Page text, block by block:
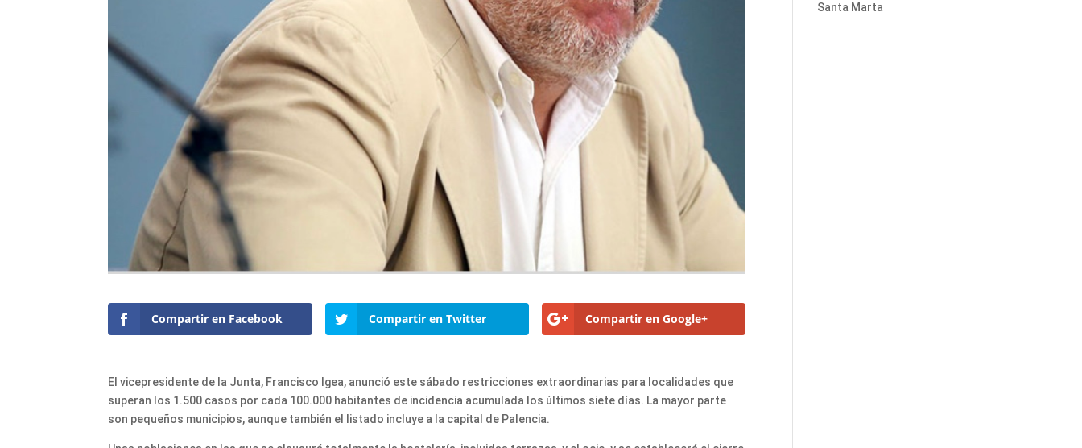
Compartir en Facebook Compartir en Twitter Compartir en Google+
El vicepresidente de la Junta, Francisco Igea, anunció este sábado restricciones extraordinarias para localidades que
superan los 1.500 casos por cada 100.000 habitantes de incidencia acumulada los últimos siete días. La mayor parte
son pequeños municipios, aunque también el listado incluye a la capital de Palencia.
Santa Marta